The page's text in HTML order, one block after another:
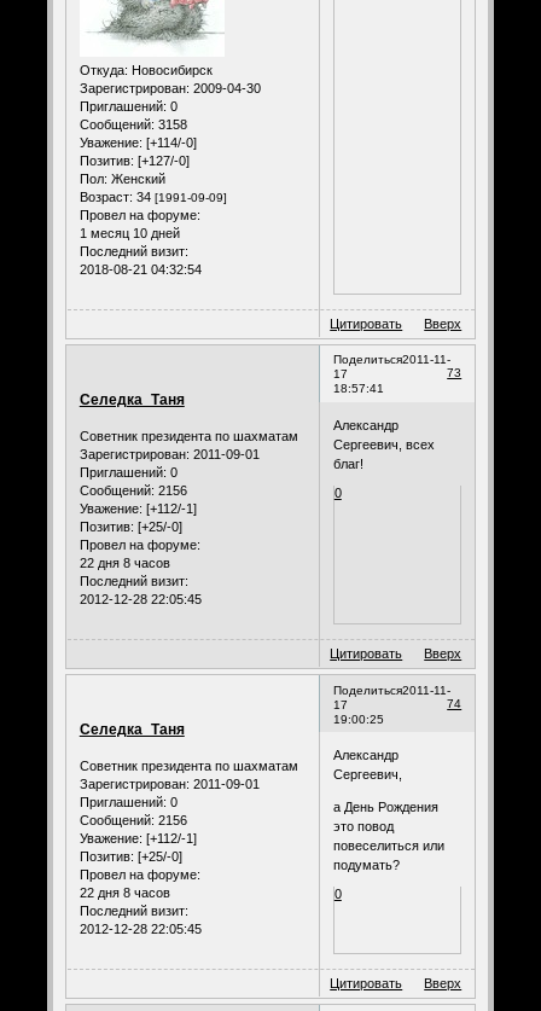
Откуда: Новосибирск
Зарегистрирован: 2009-04-30
Приглашений: 0
Сообщений: 3158
Уважение: [+114/-0]
Позитив: [+127/-0]
Пол: Женский
Возраст: 34 [1991-09-09]
Провел на форуме:
1 месяц 10 дней
Последний визит:
2018-08-21 04:32:54
Цитировать Вверх
Поделиться
73
2011-11-
17
18:57:41
Селедка_Таня
Советник президента по шахматам
Зарегистрирован: 2011-09-01
Приглашений: 0
Сообщений: 2156
Уважение: [+112/-1]
Позитив: [+25/-0]
Провел на форуме:
22 дня 8 часов
Последний визит:
2012-12-28 22:05:45
Александр
Сергеевич, всех
благ!
0
Цитировать Вверх
Поделиться
74
2011-11-
17
19:00:25
Селедка_Таня
Советник президента по шахматам
Зарегистрирован: 2011-09-01
Приглашений: 0
Сообщений: 2156
Уважение: [+112/-1]
Позитив: [+25/-0]
Провел на форуме:
22 дня 8 часов
Последний визит:
2012-12-28 22:05:45
Александр
Сергеевич,
а День Рождения
это повод
повеселиться или
подумать?
0
Цитировать Вверх